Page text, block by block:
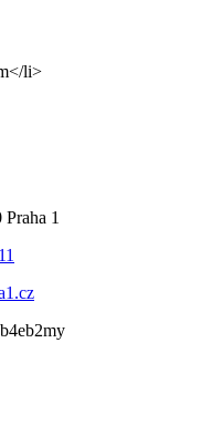
li>
1
b4eb2my